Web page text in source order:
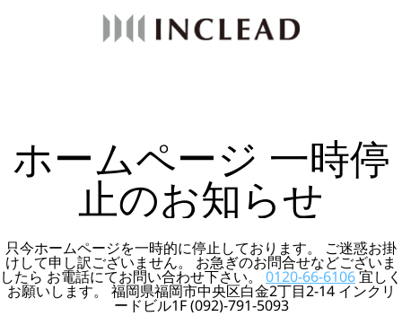
ホームページ 一時停
止のお知らせ
只今ホームページを一時的に停止しております。 ご迷惑お掛
けして申し訳ございません。 お急ぎのお問合せなどございま
したら お電話にてお問い合わせ下さい。0120-66-6106宜しく
お願いします。 福岡県福岡市中央区白金2丁目2-14 インクリ
ードビル1F (092)-791-5093